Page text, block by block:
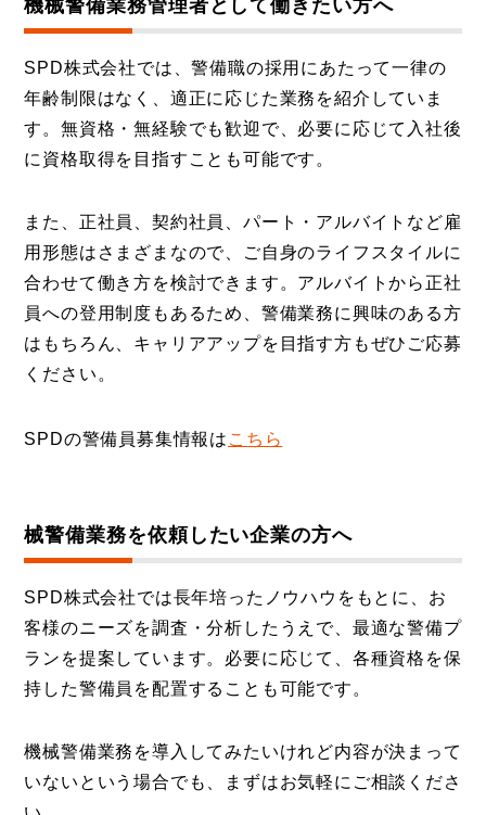
機械警備業務管理者として働きたい方へ
SPD株式会社では、警備職の採用にあたって一律の
年齢制限はなく、適正に応じた業務を紹介していま
す。無資格・無経験でも歓迎で、必要に応じて入社後
に資格取得を目指すことも可能です。
また、正社員、契約社員、パート・アルバイトなど雇
用形態はさまざまなので、ご自身のライフスタイルに
合わせて働き方を検討できます。アルバイトから正社
員への登用制度もあるため、警備業務に興味のある方
はもちろん、キャリアアップを目指す方もぜひご応募
ください。
SPDの警備員募集情報は こちら
械警備業務を依頼したい企業の方へ
SPD株式会社では長年培ったノウハウをもとに、お
客様のニーズを調査・分析したうえで、最適な警備プ
ランを提案しています。必要に応じて、各種資格を保
持した警備員を配置することも可能です。
機械警備業務を導入してみたいけれど内容が決まって
いないという場合でも、まずはお気軽にご相談くださ